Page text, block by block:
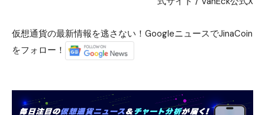
仮想通貨の最新情報を逃さない！GoogleニュースでJinaCoin
をフォロー！